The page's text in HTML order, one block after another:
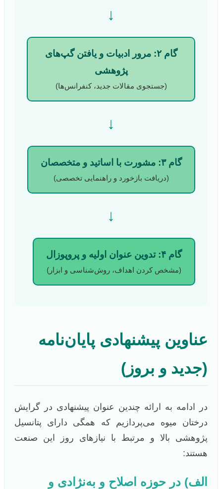
↓
گام ۲: مرور ادبیات و یافتن گپ‌های
پژوهشی
(جستجوی مقالات جدید، کنفرانس‌ها)
↓
گام ۳: مشورت با اساتید و متخصصان
(دریافت بازخورد و راهنمایی تخصصی)
↓
گام ۴: تدوین عنوان اولیه و پروپوزال
(مشخص کردن اهداف، روش‌شناسی و ابزار)
عناوین پیشنهادی پایان‌نامه
(جدید و بروز)
در ادامه به ارائه چندین عنوان پیشنهادی در گرایش
درختان میوه می‌پردازیم که همگی دارای پتانسیل
پژوهشی بالا و مرتبط با نیازهای روز این صنعت
هستند:
الف) در حوزه اصلاح و به‌نژادی و